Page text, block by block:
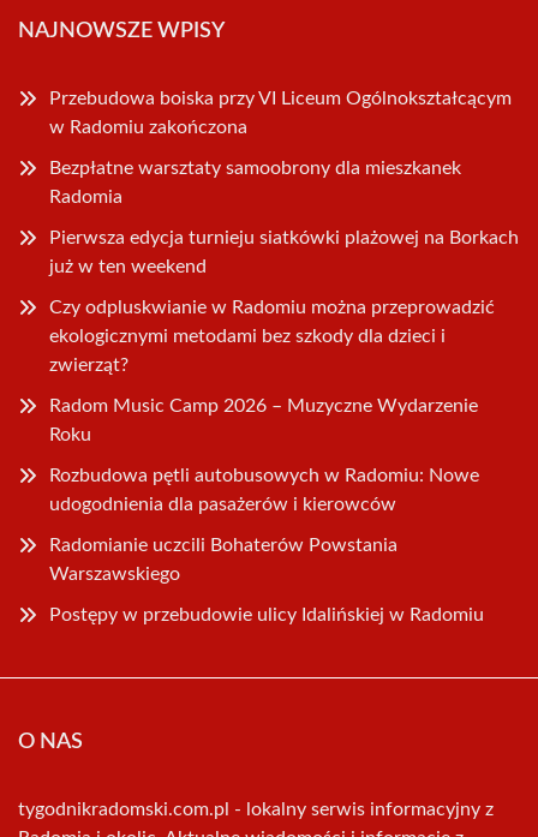
NAJNOWSZE WPISY
Przebudowa boiska przy VI Liceum Ogólnokształcącym
w Radomiu zakończona
Bezpłatne warsztaty samoobrony dla mieszkanek
Radomia
Pierwsza edycja turnieju siatkówki plażowej na Borkach
już w ten weekend
Czy odpluskwianie w Radomiu można przeprowadzić
ekologicznymi metodami bez szkody dla dzieci i
zwierząt?
Radom Music Camp 2026 – Muzyczne Wydarzenie
Roku
Rozbudowa pętli autobusowych w Radomiu: Nowe
udogodnienia dla pasażerów i kierowców
Radomianie uczcili Bohaterów Powstania
Warszawskiego
Postępy w przebudowie ulicy Idalińskiej w Radomiu
O NAS
tygodnikradomski.com.pl - lokalny serwis informacyjny z